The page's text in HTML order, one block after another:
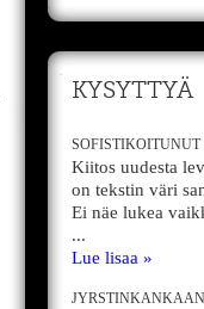
KYSYTTYÄ
Kiitos uudesta
on tekstin väri
Ei näe lukea
...
Lue lisaa »